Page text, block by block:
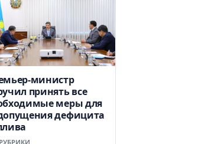
министр
принять все
меры для
дефицита